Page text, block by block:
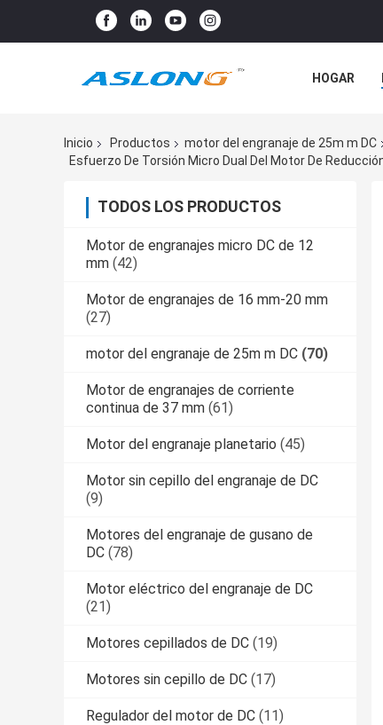
HOGAR
Inicio
Productos
motor del engranaje de 25m m DC
TODOS LOS PRODUCTOS
Motor de engranajes micro DC de 12
mm (42)
Motor de engranajes de 16 mm-20 mm
(27)
motor del engranaje de 25m m DC (70)
Motor de engranajes de corriente
continua de 37 mm (61)
Motor del engranaje planetario (45)
Motor sin cepillo del engranaje de DC
(9)
Motores del engranaje de gusano de
DC (78)
Motor eléctrico del engranaje de DC
(21)
Motores cepillados de DC (19)
Motores sin cepillo de DC (17)
Regulador del motor de DC (11)